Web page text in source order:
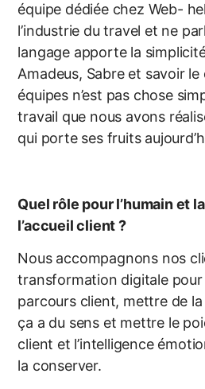
équipe dédiée chez Web-
l’industrie du travel et ne
langage apporte la
Amadeus, Sabre et savoir le
équipes n’est pas chose
travail que nous avons
qui porte ses fruits
Quel rôle pour l’humain et
l’accueil client ?
Nous accompagnons nos
transformation digitale
parcours client, mettre de
ça a du sens et mettre le
client et l’intelligence
la conserver.